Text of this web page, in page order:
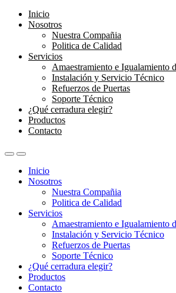
Inicio
Nosotros
Nuestra Compañia
Politica de Calidad
Servicios
Amaestramiento e Igualamiento
Instalación y Servicio Técnico
Refuerzos de Puertas
Soporte Técnico
¿Qué cerradura elegir?
Productos
Contacto
Inicio
Nosotros
Nuestra Compañia
Politica de Calidad
Servicios
Amaestramiento e Igualamiento
Instalación y Servicio Técnico
Refuerzos de Puertas
Soporte Técnico
¿Qué cerradura elegir?
Productos
Contacto